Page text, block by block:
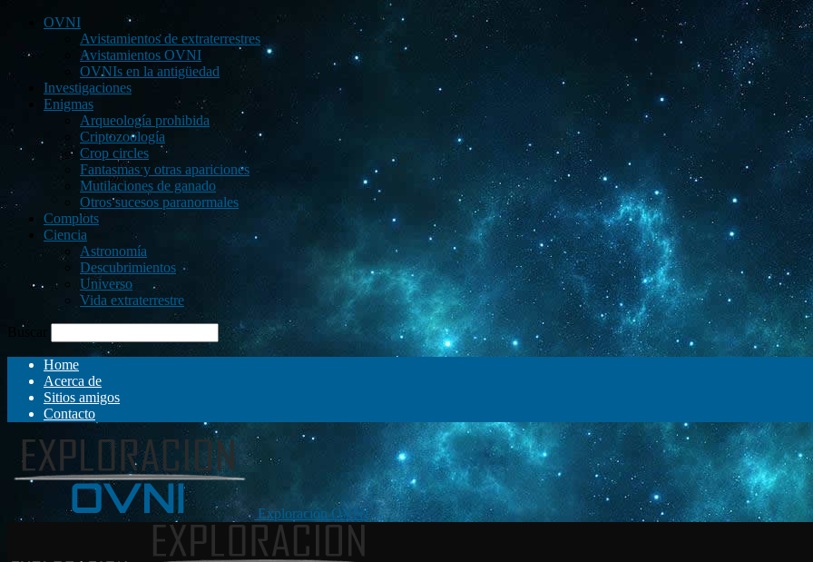
OVNI
Avistamientos de extraterrestres
Avistamientos OVNI
OVNIs en la antigüedad
Investigaciones
Enigmas
Arqueología prohibida
Criptozoología
Crop circles
Fantasmas y otras apariciones
Mutilaciones de ganado
Otros sucesos paranormales
Complots
Ciencia
Astronomía
Descubrimientos
Universo
Vida extraterrestre
Buscar
Home
Acerca de
Sitios amigos
Contacto
Exploración OVNI